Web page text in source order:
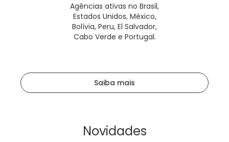
Agências ativas no Brasil,
Estados Unidos, México,
Bolívia, Peru, El Salvador,
Cabo Verde e Portugal.
Saiba mais
Novidades